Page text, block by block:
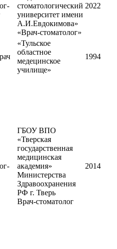
стоматологический
университет имени
А.И.Евдокимова»
«Врач-стоматолог»
2022
«Тульское
областное
медецинское
училище»
1994
ГБОУ ВПО
«Тверская
государственная
медицинская
академия»
Министерства
Здравоохранения
РФ г. Тверь
Врач-стоматолог
2014